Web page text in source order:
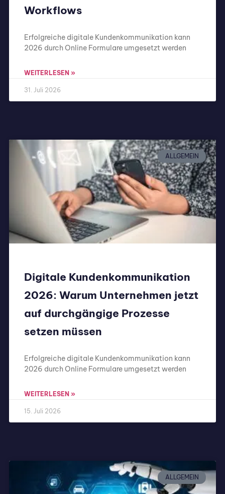
Workflows
Erfolgreiche digitale Kundenkommunikation kann
2026 durch Online Formulare umgesetzt werden
WEITERLESEN »
31. Juli 2026
ALLGEMEIN
Digitale Kundenkommunikation
2026: Warum Unternehmen jetzt
auf durchgängige Prozesse
setzen müssen
Erfolgreiche digitale Kundenkommunikation kann
2026 durch Online Formulare umgesetzt werden
WEITERLESEN »
15. Juli 2026
ALLGEMEIN